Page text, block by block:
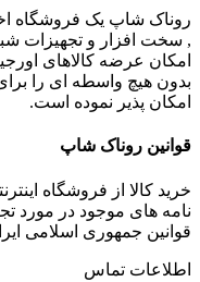
, سخت افزار و تجهیزات
امکان عرضه کالاهای
بدون هیچ واسطه ای را
امکان پذیر نموده است.
قوانین روناک شاپ
خرید کالا از فروشگاه
نامه های موجود در مورد
قوانین جمهوری اسلامی
اطلاعات تماس